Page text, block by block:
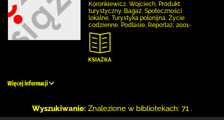
Koronkiewicz, Wojciech, Produkt
turystyczny, Bagaż, Społeczności
lokalne, Turystyka polonijna, Życie
codzienne, Podlasie, Reportaż, 2001-
Więcej informacji
Wyszukiwanie: Znalezione w bibliotekach: 71 .